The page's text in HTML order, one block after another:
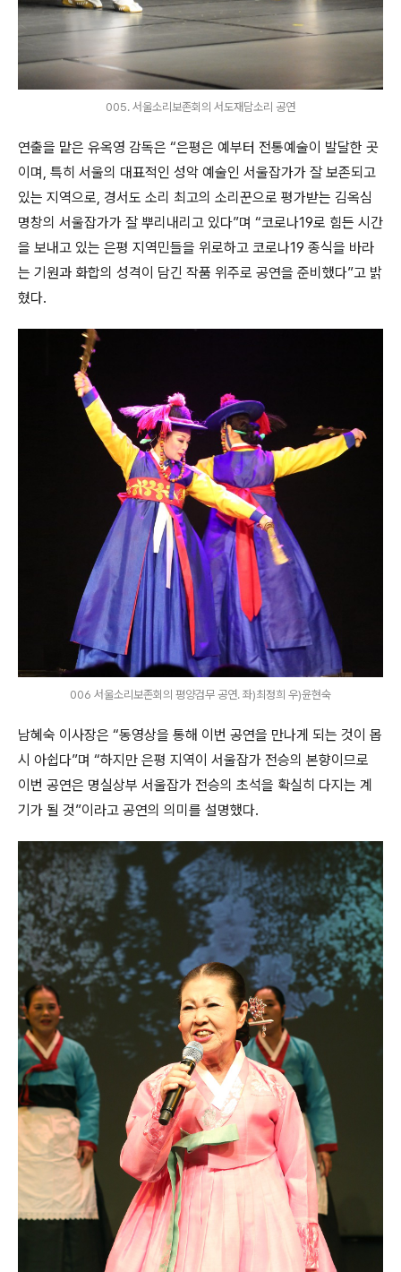
005. 서울소리보존회의 서도재담소리 공연
연출을 맡은 유옥영 감독은 “은평은 예부터 전통예술이 발달한 곳
이며, 특히 서울의 대표적인 성악 예술인 서울잡가가 잘 보존되고
있는 지역으로, 경서도 소리 최고의 소리꾼으로 평가받는 김옥심
명창의 서울잡가가 잘 뿌리내리고 있다”며 “코로나19로 힘든 시간
을 보내고 있는 은평 지역민들을 위로하고 코로나19 종식을 바라
는 기원과 화합의 성격이 담긴 작품 위주로 공연을 준비했다”고 밝
혔다.
006 서울소리보존회의 평양검무 공연. 좌)최정희 우)윤현숙
남혜숙 이사장은 “동영상을 통해 이번 공연을 만나게 되는 것이 몹
시 아쉽다”며 “하지만 은평 지역이 서울잡가 전승의 본향이므로
이번 공연은 명실상부 서울잡가 전승의 초석을 확실히 다지는 계
기가 될 것”이라고 공연의 의미를 설명했다.